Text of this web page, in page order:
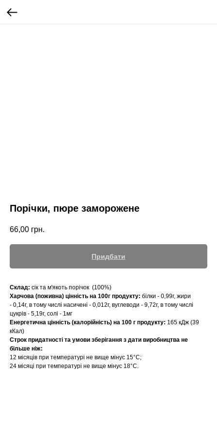
Порічки, пюре заморожене
66,00 грн.
Придбати
Склад: сік та м'якоть порічок (100%)
Харчова (поживна) цінність на 100г продукту: білки - 0,99г, жири
- 0,14г, в тому числі насичені - 0,012г, вуглеводи - 9,72г, в тому числі
цукрів - 5,19г, солі - 1мг
Енергетична цінність (калорійність) на 100 г продукту: 165 кДж (39
кКал)
Строк придатності та умови зберігання з дати виробництва не
більше ніж:
12 місяців при температурі не вище мінус 15°С;
​24 місяці при температурі не вище мінус 18°С.